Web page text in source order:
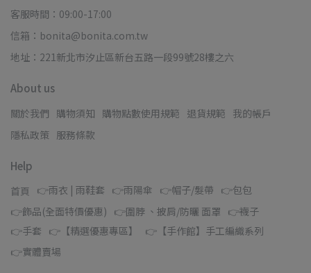
客服時間：09:00-17:00
信箱：bonita@bonita.com.tw
地址：221新北市汐止區新台五路一段99號28樓之六
About us
關於我們 購物須知 購物點數使用規範 退貨規範 我的帳戶
隱私政策 服務條款
Help
首頁 👉雨衣 | 雨鞋套 👉雨陽傘 👉帽子/髮帶 👉包包
👉飾品(全面特價優惠) 👉圍脖 、披肩/防曬 面罩 👉襪子
👉手套 👉【精選優惠專區】
👉【手作館】手工編織系列
👉實體賣場